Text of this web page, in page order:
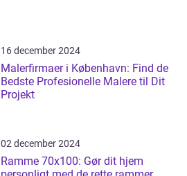
16 december 2024
Malerfirmaer i København: Find de
Bedste Profesionelle Malere til Dit
Projekt
02 december 2024
Ramme 70x100: Gør dit hjem